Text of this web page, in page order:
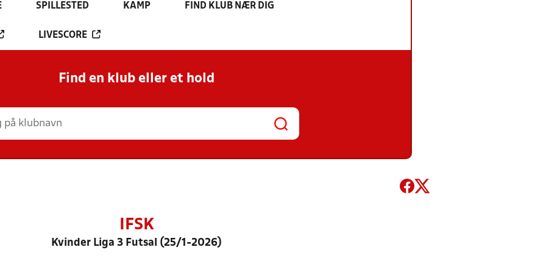
SPILLESTED KAMP FIND KLUB NÆR DIG
LIVESCORE
Find en klub eller et hold
IFSK
Kvinder Liga 3 Futsal (25/1-2026)